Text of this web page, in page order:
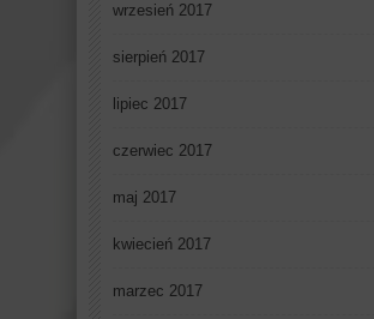
wrzesień 2017
sierpień 2017
lipiec 2017
czerwiec 2017
maj 2017
kwiecień 2017
marzec 2017